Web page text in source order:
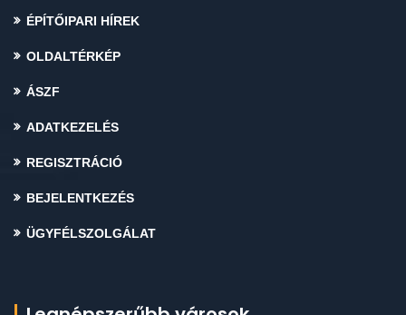
ÉPÍTŐIPARI HÍREK
OLDALTÉRKÉP
ÁSZF
ADATKEZELÉS
REGISZTRÁCIÓ
BEJELENTKEZÉS
ÜGYFÉLSZOLGÁLAT